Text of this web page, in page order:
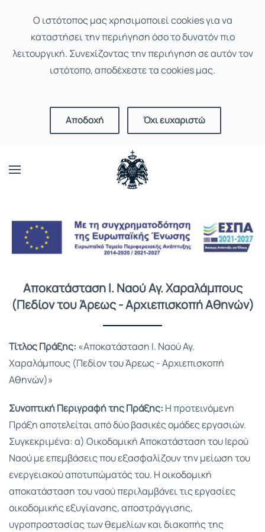
Ο ιστότοπoς μας χρησιμοποιεί cookies για να
καταστήσει την περιήγηση όσο το δυνατόν πιο
λειτουργική. Συνεχίζοντας την περιήγηση σε αυτόν τον
ιστότοπο, αποδέχεστε τα cookies μας.
Αποδοχή Όχι ευχαριστώ
Αποκατάσταση Ι. Ναού Αγ. Χαραλάμπους
(Πεδίον του Άρεως - Αρχιεπισκοπή Αθηνών)
Τίτλος Πράξης: «Αποκατάσταση Ι. Ναού Αγ.
Χαραλάμπους (Πεδίον του Άρεως - Αρχιεπισκοπή
Αθηνών)»
Συνοπτική Περιγραφή της Πράξης: Η προτεινόμενη
Πράξη αποτελείται από δύο βασικές ομάδες εργασιών.
Συγκεκριμένα: α) Οικοδομική Αποκατάσταση του Ιερού
Ναού με επεμβάσεις που εξασφαλίζουν την μείωση του
ενεργειακού αποτυπώματός του. Η οικοδομική
αποκατάσταση του ναού περιλαμβάνει τις εργασίες
οικοδομικής εξυγίανσης, αποστράγγισης,
υγροπροστασίας των θεμελίων και διακοπής της